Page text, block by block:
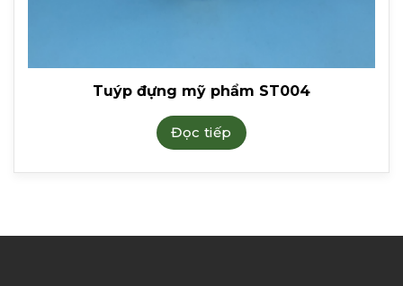
Tuýp đựng mỹ phẩm ST004
Đọc tiếp